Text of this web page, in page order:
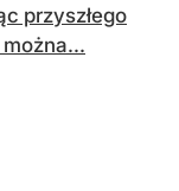
przyszłego